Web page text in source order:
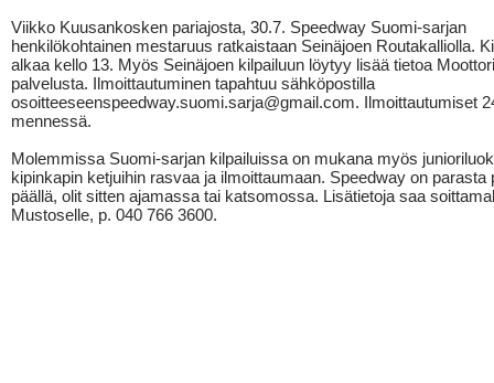
Viikko Kuusankosken pariajosta, 30.7. Speedway Suomi-sarjan
henkilökohtainen mestaruus ratkaistaan Seinäjoen Routakalliolla.
alkaa kello 13. Myös Seinäjoen kilpailuun löytyy lisää tietoa
palvelusta. Ilmoittautuminen tapahtuu sähköpostilla
osoitteeseenspeedway.suomi.sarja@gmail.com. Ilmoittautumiset
mennessä.
Molemmissa Suomi-sarjan kilpailuissa on mukana myös
kipinkapin ketjuihin rasvaa ja ilmoittaumaan. Speedway on parasta
päällä, olit sitten ajamassa tai katsomossa. Lisätietoja saa
Mustoselle, p. 040 766 3600.